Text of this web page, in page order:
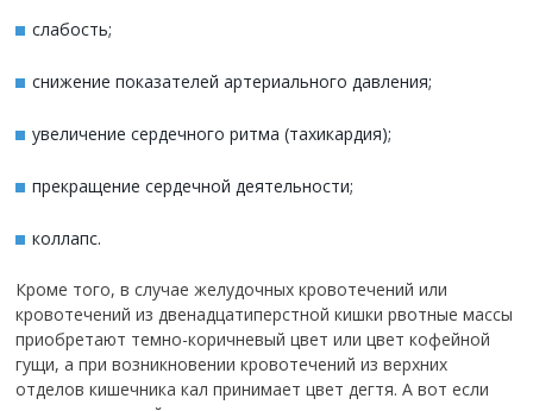
слабость;
снижение показателей артериального давления;
увеличение сердечного ритма (тахикардия);
прекращение сердечной деятельности;
коллапс.
Кроме того, в случае желудочных кровотечений или
кровотечений из двенадцатиперстной кишки рвотные массы
приобретают темно-коричневый цвет или цвет кофейной
гущи, а при возникновении кровотечений из верхних
отделов кишечника кал принимает цвет дегтя. А вот если